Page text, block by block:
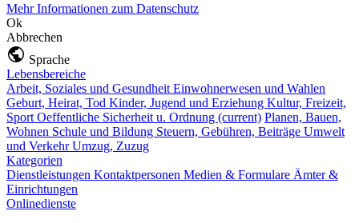
Mehr Informationen zum Datenschutz
Ok
Abbrechen
Sprache
Lebensbereiche
Arbeit, Soziales und Gesundheit Einwohnerwesen und Wahlen
Geburt, Heirat, Tod Kinder, Jugend und Erziehung Kultur, Freizeit,
Sport Oeffentliche Sicherheit u. Ordnung (current) Planen, Bauen,
Wohnen Schule und Bildung Steuern, Gebühren, Beiträge Umwelt
und VerkehrUmzug, Zuzug
Kategorien
Dienstleistungen Kontaktpersonen Medien & Formulare Ämter &
Einrichtungen
Onlinedienste